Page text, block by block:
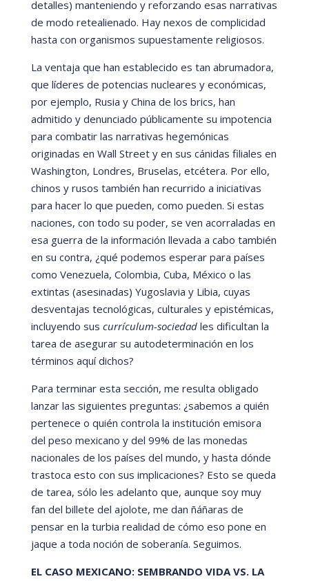
detalles) manteniendo y reforzando esas narrativas
de modo retealienado. Hay nexos de complicidad
hasta con organismos supuestamente religiosos.
La ventaja que han establecido es tan abrumadora,
que líderes de potencias nucleares y económicas,
por ejemplo, Rusia y China de los brics, han
admitido y denunciado públicamente su impotencia
para combatir las narrativas hegemónicas
originadas en Wall Street y en sus cánidas filiales en
Washington, Londres, Bruselas, etcétera. Por ello,
chinos y rusos también han recurrido a iniciativas
para hacer lo que pueden, como pueden. Si estas
naciones, con todo su poder, se ven acorraladas en
esa guerra de la información llevada a cabo también
en su contra, ¿qué podemos esperar para países
como Venezuela, Colombia, Cuba, México o las
extintas (asesinadas) Yugoslavia y Libia, cuyas
desventajas tecnológicas, culturales y epistémicas,
incluyendo sus currículum-sociedad les dificultan la
tarea de asegurar su autodeterminación en los
términos aquídichos?
Para terminar esta sección, me resulta obligado
lanzar las siguientes preguntas: ¿sabemos a quién
pertenece o quién controla la institución emisora
del peso mexicano y del 99% de las monedas
nacionales de los países del mundo, y hasta dónde
trastoca esto con sus implicaciones? Esto se queda
de tarea, sólo les adelanto que, aunque soy muy
fan del billete del ajolote, me dan ñáñaras de
pensar en la turbia realidad de cómo eso pone en
jaque a toda noción de soberanía. Seguimos.
EL CASO MEXICANO: SEMBRANDO VIDA VS. LA